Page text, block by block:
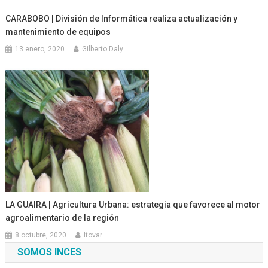
CARABOBO | División de Informática realiza actualización y
mantenimiento de equipos
13 enero, 2020 Gilberto Daly
LA GUAIRA | Agricultura Urbana: estrategia que favorece al motor
agroalimentario de la región
8 octubre, 2020 ltovar
SOMOS INCES